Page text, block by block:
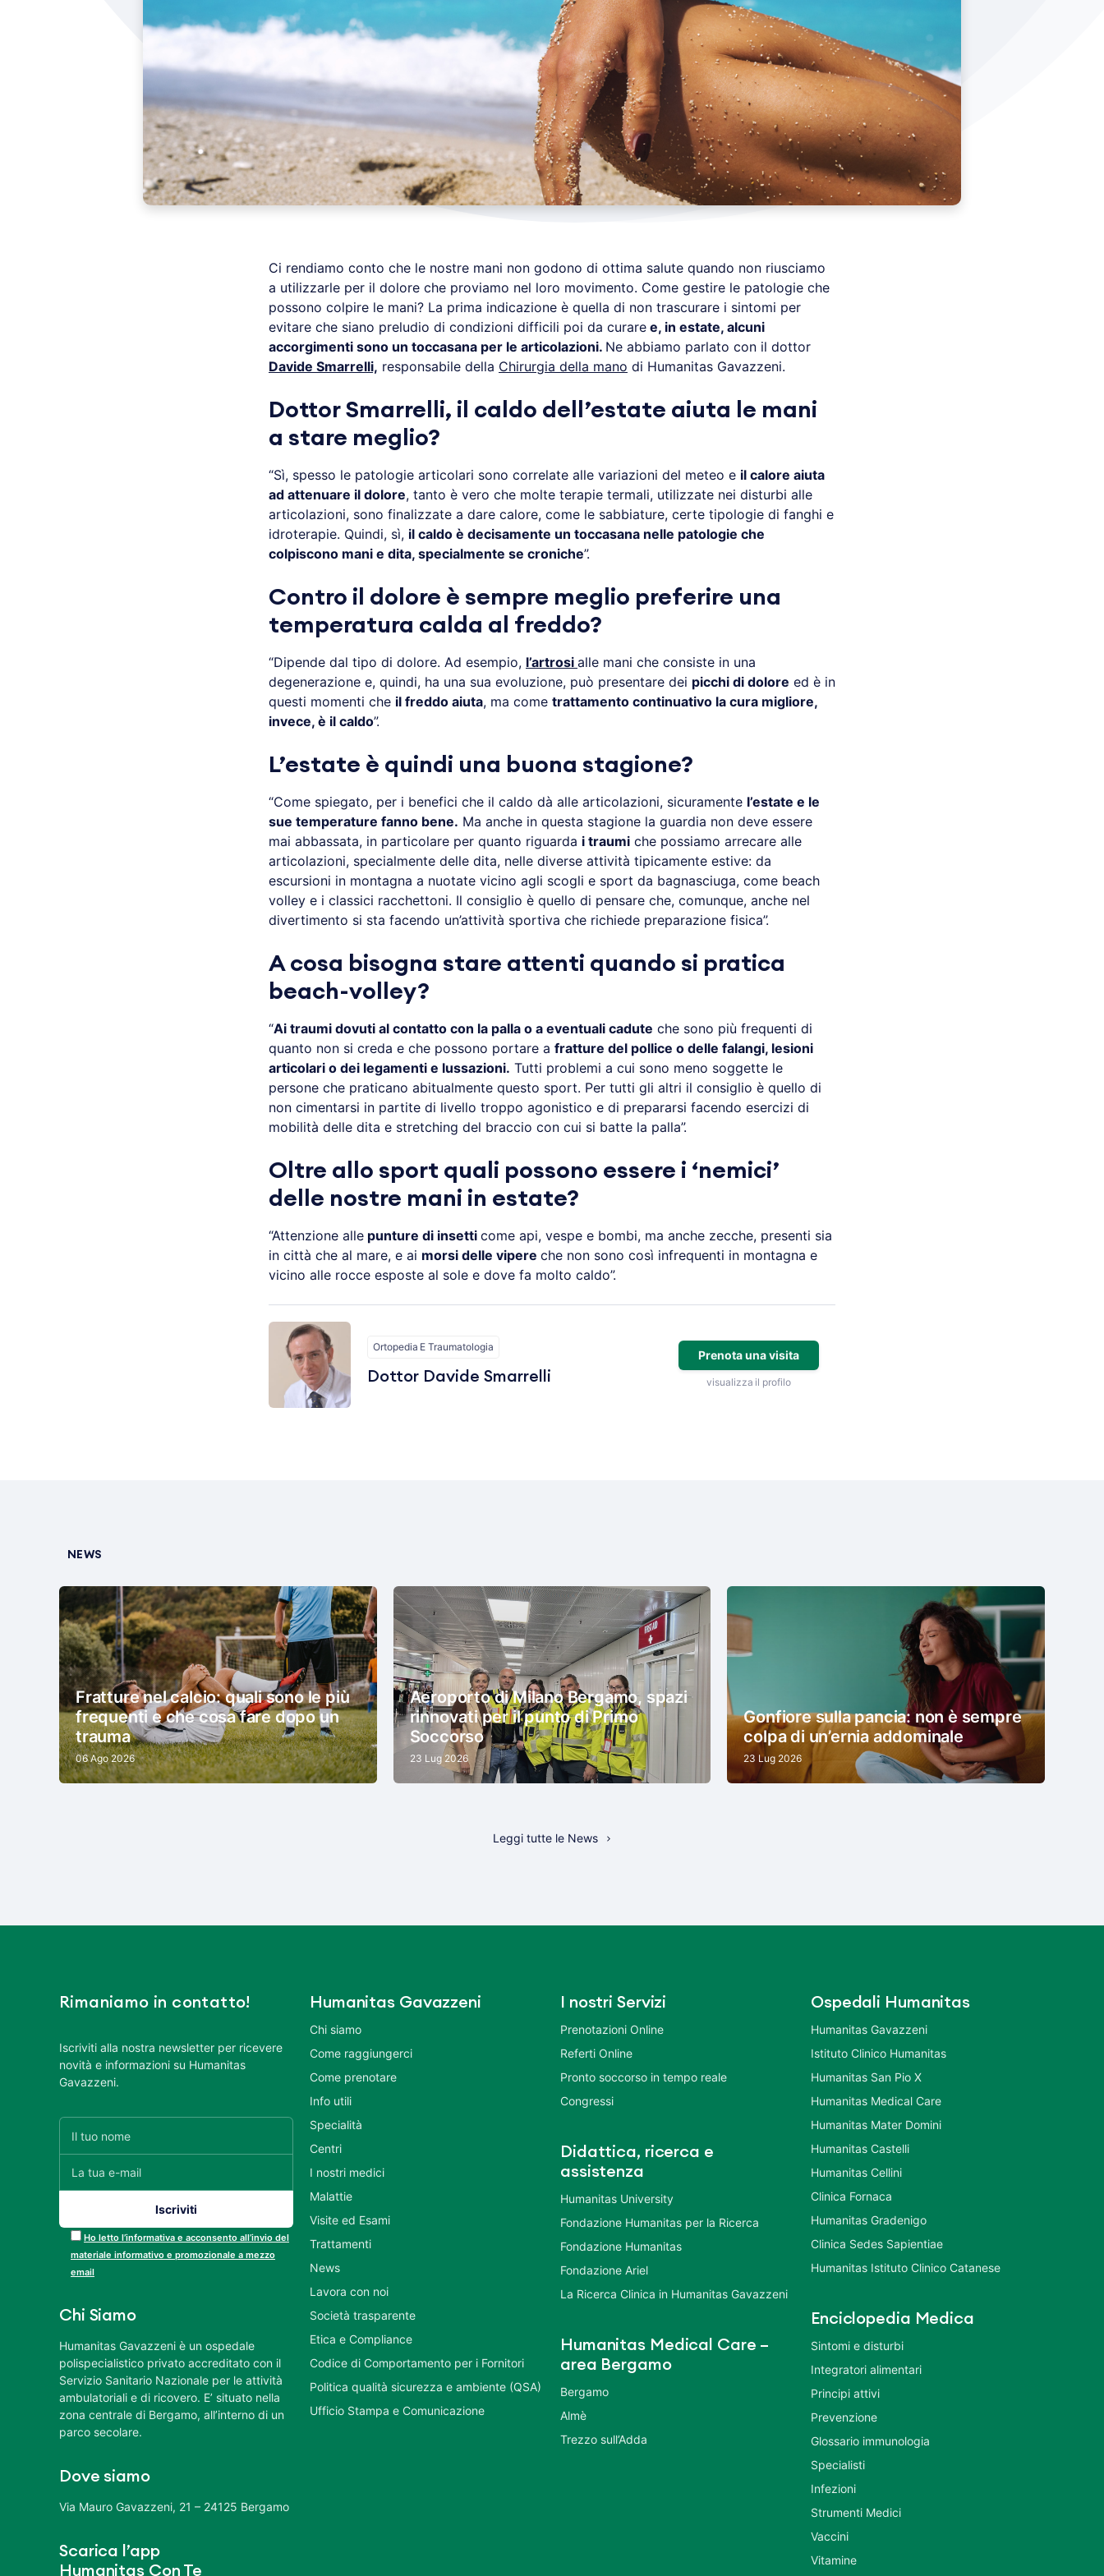
Ci rendiamo conto che le nostre mani non godono di ottima salute quando non riusciamo
a utilizzarle per il dolore che proviamo nel loro movimento. Come gestire le patologie che
possono colpire le mani? La prima indicazione è quella di non trascurare i sintomi per
evitare che siano preludio di condizioni difficili poi da curare e, in estate, alcuni
accorgimenti sono un toccasana per le articolazioni. Ne abbiamo parlato con il dottor
Davide Smarrelli, responsabile della Chirurgia della mano di Humanitas Gavazzeni.
Dottor Smarrelli, il caldo dell’estate aiuta le mani
a stare meglio?
“Sì, spesso le patologie articolari sono correlate alle variazioni del meteo e il calore aiuta
ad attenuare il dolore, tanto è vero che molte terapie termali, utilizzate nei disturbi alle
articolazioni, sono finalizzate a dare calore, come le sabbiature, certe tipologie di fanghi e
idroterapie. Quindi, sì, il caldo è decisamente un toccasana nelle patologie che
colpiscono mani e dita, specialmente se croniche”.
Contro il dolore è sempre meglio preferire una
temperatura calda al freddo?
“Dipende dal tipo di dolore. Ad esempio, l’artrosi alle mani che consiste in una
degenerazione e, quindi, ha una sua evoluzione, può presentare dei picchi di dolore ed è in
questi momenti che il freddo aiuta, ma come trattamento continuativo la cura migliore,
invece, è il caldo”.
L’estate è quindi una buona stagione?
“Come spiegato, per i benefici che il caldo dà alle articolazioni, sicuramente l’estate e le
sue temperature fanno bene. Ma anche in questa stagione la guardia non deve essere
mai abbassata, in particolare per quanto riguarda i traumi che possiamo arrecare alle
articolazioni, specialmente delle dita, nelle diverse attività tipicamente estive: da
escursioni in montagna a nuotate vicino agli scogli e sport da bagnasciuga, come beach
volley e i classici racchettoni. Il consiglio è quello di pensare che, comunque, anche nel
divertimento si sta facendo un’attività sportiva che richiede preparazione fisica”.
A cosa bisogna stare attenti quando si pratica
beach-volley?
“Ai traumi dovuti al contatto con la palla o a eventuali cadute che sono più frequenti di
quanto non si creda e che possono portare a fratture del pollice o delle falangi, lesioni
articolari o dei legamenti e lussazioni. Tutti problemi a cui sono meno soggette le
persone che praticano abitualmente questo sport. Per tutti gli altri il consiglio è quello di
non cimentarsi in partite di livello troppo agonistico e di prepararsi facendo esercizi di
mobilità delle dita e stretching del braccio con cui si batte la palla”.
Oltre allo sport quali possono essere i ‘nemici’
delle nostre mani in estate?
“Attenzione alle punture di insetti come api, vespe e bombi, ma anche zecche, presenti sia
in città che al mare, e ai morsi delle vipere che non sono così infrequenti in montagna e
vicino alle rocce esposte al sole e dove fa molto caldo”.
Ortopedia E Traumatologia
Dottor Davide Smarrelli
Prenota una visita
visualizza il profilo
NEWS
Fratture nel calcio: quali sono le più
frequenti e che cosa fare dopo un
trauma
06 Ago 2026
Aeroporto di Milano Bergamo, spazi
rinnovati per il punto di Primo
Soccorso
23 Lug 2026
Gonfiore sulla pancia: non è sempre
colpa di un’ernia addominale
23 Lug 2026
Leggi tutte le News
Rimaniamo in contatto!
Iscriviti alla nostra newsletter per ricevere
novità e informazioni su Humanitas
Gavazzeni.
Ho letto l’informativa e acconsento all’invio del
materiale informativo e promozionale a mezzo
email
Chi Siamo
Humanitas Gavazzeni è un ospedale
polispecialistico privato accreditato con il
Servizio Sanitario Nazionale per le attività
ambulatoriali e di ricovero. E’ situato nella
zona centrale di Bergamo, all’interno di un
parco secolare.
Dove siamo
Via Mauro Gavazzeni, 21 – 24125 Bergamo
Scarica l’app
Humanitas Con Te
Humanitas Gavazzeni
Chi siamo
Come raggiungerci
Come prenotare
Info utili
Specialità
Centri
I nostri medici
Malattie
Visite ed Esami
Trattamenti
News
Lavora con noi
Società trasparente
Etica e Compliance
Codice di Comportamento per i Fornitori
Politica qualità sicurezza e ambiente (QSA)
Ufficio Stampa e Comunicazione
I nostri Servizi
Prenotazioni Online
Referti Online
Pronto soccorso in tempo reale
Congressi
Didattica, ricerca e
assistenza
Humanitas University
Fondazione Humanitas per la Ricerca
Fondazione Humanitas
Fondazione Ariel
La Ricerca Clinica in Humanitas Gavazzeni
Humanitas Medical Care –
area Bergamo
Bergamo
Almè
Trezzo sull’Adda
Ospedali Humanitas
Humanitas Gavazzeni
Istituto Clinico Humanitas
Humanitas San Pio X
Humanitas Medical Care
Humanitas Mater Domini
Humanitas Castelli
Humanitas Cellini
Clinica Fornaca
Humanitas Gradenigo
Clinica Sedes Sapientiae
Humanitas Istituto Clinico Catanese
Enciclopedia Medica
Sintomi e disturbi
Integratori alimentari
Principi attivi
Prevenzione
Glossario immunologia
Specialisti
Infezioni
Strumenti Medici
Vaccini
Vitamine